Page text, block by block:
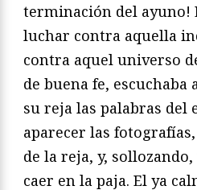
terminación del ayuno!
luchar contra aquella
contra aquel universo
de buena fe, escuchaba
su reja las palabras del
aparecer las
de la reja, y,
caer en la paja. El ya